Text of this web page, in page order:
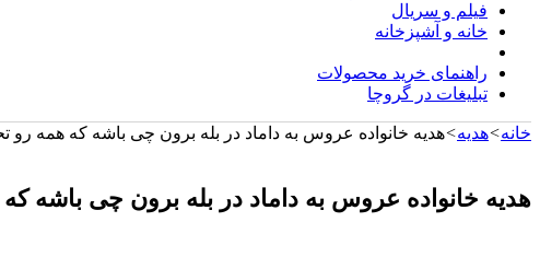
فیلم و سریال
خانه و آشپزخانه
راهنمای خرید محصولات
تبلیغات در گروچا
خانه>هدیه>هدیه خانواده عروس به داماد در بله برون چی باشه که همه رو
هدیه خانواده عروس به داماد در بله برون چی باشه